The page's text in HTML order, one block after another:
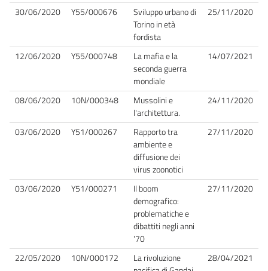
30/06/2020 Y55/000676
Sviluppo urbano di
Torino in età
fordista
25/11/2020
12/06/2020 Y55/000748
La mafia e la
seconda guerra
mondiale
14/07/2021
08/06/2020 10N/000348
Mussolini e
l'architettura.
24/11/2020
03/06/2020 Y51/000267
Rapporto tra
ambiente e
diffusione dei
virus zoonotici
27/11/2020
03/06/2020 Y51/000271
Il boom
demografico:
problematiche e
dibattiti negli anni
'70
27/11/2020
22/05/2020 10N/000172
La rivoluzione
28/04/2021